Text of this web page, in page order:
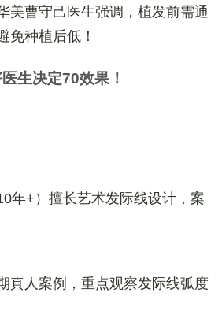
美曹守己医生强调，植发前需通
免种植后低！
生决定70效果！
年+）擅长艺术发际线设计，案
真人案例 ，重点观察发际线弧度